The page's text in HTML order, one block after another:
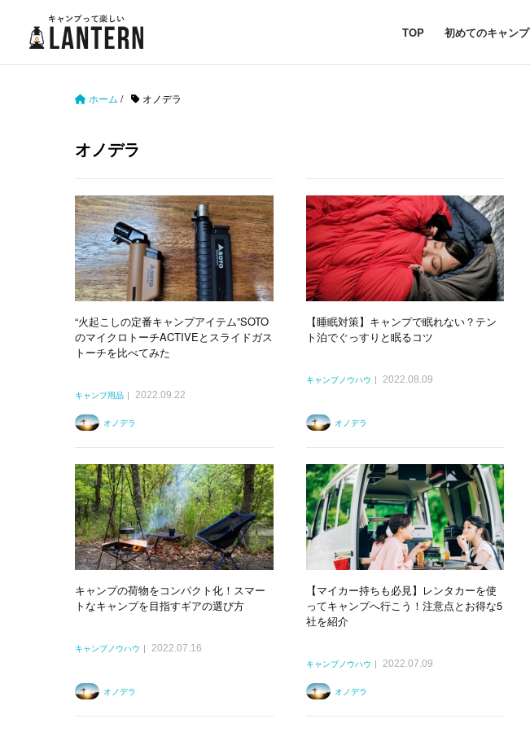
TOP 初めてのキャンプ
ホーム / オノデラ
オノデラ
“火起こしの定番キャンプアイテム”SOTO
のマイクロトーチACTIVEとスライドガス
トーチを比べてみた
キャンプ用品 2022.09.22
オノデラ
【睡眠対策】キャンプで眠れない？テン
ト泊でぐっすりと眠るコツ
キャンプノウハウ 2022.08.09
オノデラ
キャンプの荷物をコンパクト化！スマー
トなキャンプを目指すギアの選び方
キャンプノウハウ 2022.07.16
オノデラ
【マイカー持ちも必見】レンタカーを使
ってキャンプへ行こう！注意点とお得な5
社を紹介
キャンプノウハウ 2022.07.09
オノデラ